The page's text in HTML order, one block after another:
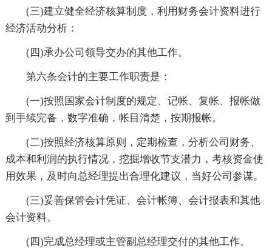
(三)建立健全经济核算制度，利用财务会计资料进行
经济活动分析：
(四)承办公司领导交办的其他工作。
第六条会计的主要工作职责是：
(一)按照国家会计制度的规定、记帐、复帐、报帐做
到手续完备，数字准确，帐目清楚，按期报帐。
(二)按照经济核算原则，定期检查，分析公司财务、
成本和利润的执行情况，挖掘增收节支潜力，考核资金使
用效果，及时向总经理提出合理化建议，当好公司参谋。
(三)妥善保管会计凭证、会计帐簿、会计报表和其他
会计资料。
(四)完成总经理或主管副总经理交付的其他工作。